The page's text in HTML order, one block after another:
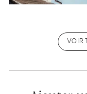
VOIR